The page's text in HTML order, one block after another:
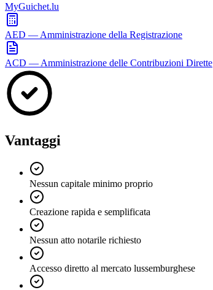
MyGuichet.lu
AED — Amministrazione della Registrazione
ACD — Amministrazione delle Contribuzioni Dirette
Vantaggi
Nessun capitale minimo proprio
Creazione rapida e semplificata
Nessun atto notarile richiesto
Accesso diretto al mercato lussemburghese